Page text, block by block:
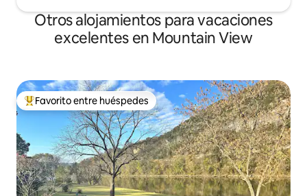
Otros alojamientos para vacaciones
excelentes en Mountain View
Favorito entre los huéspedes más destacados
Favorito entre huéspedes